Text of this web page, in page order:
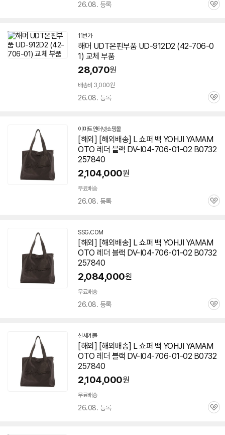
26.08. 등록
관
11번가
해머 UDT온핀부품 UD-912D2 (42-706-0
1) 교체 부품
28,070원
배송비 3,000원
26.08. 등록
관
이마트인터넷쇼핑몰
[해외] [해외배송] L 쇼퍼 백 YOHJI YAMAM
OTO 레더 블랙 DV-I04-706-01-02 B0732
257840
2,104,000원
무료배송
26.08. 등록
관
SSG.COM
[해외] [해외배송] L 쇼퍼 백 YOHJI YAMAM
OTO 레더 블랙 DV-I04-706-01-02 B0732
257840
2,084,000원
무료배송
26.08. 등록
관
신세계몰
[해외] [해외배송] L 쇼퍼 백 YOHJI YAMAM
OTO 레더 블랙 DV-I04-706-01-02 B0732
257840
2,104,000원
무료배송
26.08. 등록
관